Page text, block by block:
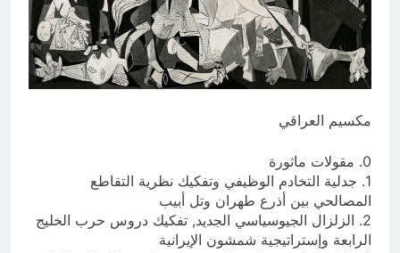
بالعراق (جر الشيعة..لحرب مع سوريا
الجولاني) و(قصف السعودية) و(استهداف
10 ساعات Ago
ماذا لو..تحليل حالة البنية الأسلامية
بأستبعاد العترة النبوية الطاهرة من
المشهد الأسلامي..!!
10 ساعات Ago
مكسيم العراقي
0. مقولات ماثورة
1. جدلية التخادم الوظيفي وتفكيك نظرية التقاطع
المصالحي بين أذرع طهران وتل أبيب
2. الزلزال الجيوسياسي الجديد, تفكيك دروس حرب الخليج
الرابعة وإستراتيجية شمشون الإيرانية